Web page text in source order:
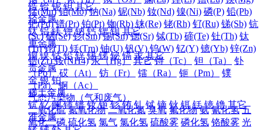
锰(Mn) 钼(Mo) 钠(Na) 铌(Nb) 钕(Nd) 镍(Ni) 磷(P) 铅(Pb)
钯(Pd) 镨(Pr) 铂(Pt) 铷(Rb) 铼(Re) 铑(Rh) 钌(Ru) 锑(Sb) 钪
(Sc) 硒(Se) 钐(Sm) 锡(Sn) 锶(Sr) 铽(Tb) 碲(Te) 钍(Th) 钛
(Ti) 铊(Tl) 铥(Tm) 铀(U) 钒(V) 钨(W) 钇(Y) 镱(Yb) 锌(Zn)
锆(Zr) 铵(NH4) 汞（Hg） 其它 锝（Tc） 钽（Ta）
钋
（Po） 砹（At） 钫（Fr） 镭（Ra） 钷（Pm）
镤
（Pa） 锕（Ac）
气态污染物（气和废气）
二氧化硫 氮氧化物 二氧化氮 臭氧 氟化物 氨 氰化氢 五
氧化二磷 硫化氢 氯气 氯化氢 硫酸雾 磷化氢 铬酸雾 光
锆 铪 铌 钽 其它
轻金属
钛 铝 镁 钾 钠 钙 锶 钡 其它
重金属
铜 镍 钴 铅 锌 锡 锑 铋 镉 汞 其它
贵金属
金 银 铂
稀土金属
钪 钇 镧 铈 镨 钕 钷 钐 铕 钆 铽 镝 钬 铒 铥 镱 镥 其它
准金属